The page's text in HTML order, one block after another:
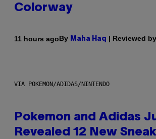
Colorway
11 hours agoBy Maha Haq | Reviewed by
VIA POKEMON/ADIDAS/NINTENDO
Pokemon and Adidas
Revealed 12 New